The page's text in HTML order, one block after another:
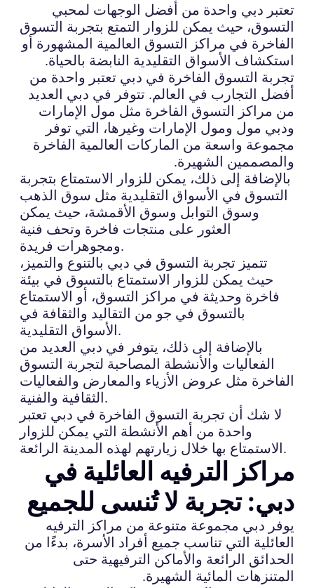
تعتبر دبي واحدة من أفضل الوجهات لمحبي
التسوق، حيث يمكن للزوار التمتع بتجربة التسوق
الفاخرة في مراكز التسوق العالمية المشهورة أو
استكشاف الأسواق التقليدية النابضة بالحياة.
تجربة التسوق الفاخرة في دبي تعتبر واحدة من
أفضل التجارب في العالم. تتوفر في دبي العديد
من مراكز التسوق الفاخرة مثل مول الإمارات
ودبي مول ومول الإمارات وغيرها، التي توفر
مجموعة واسعة من الماركات العالمية الفاخرة
والمصممين الشهيرة.
بالإضافة إلى ذلك، يمكن للزوار الاستمتاع بتجربة
التسوق في الأسواق التقليدية مثل سوق الذهب
وسوق التوابل وسوق الأقمشة، حيث يمكن
العثور على منتجات فاخرة وتحف فنية
ومجوهرات فريدة.
تتميز تجربة التسوق في دبي بالتنوع والتميز،
حيث يمكن للزوار الاستمتاع بالتسوق في بيئة
فاخرة وحديثة في مراكز التسوق، أو الاستمتاع
بالتسوق في جو من التقاليد والثقافة في
الأسواق التقليدية.
بالإضافة إلى ذلك، يتوفر في دبي العديد من
الفعاليات والأنشطة المصاحبة لتجربة التسوق
الفاخرة مثل عروض الأزياء والمعارض والفعاليات
الثقافية والفنية.
لا شك أن تجربة التسوق الفاخرة في دبي تعتبر
واحدة من أهم الأنشطة التي يمكن للزوار
الاستمتاع بها خلال زيارتهم لهذه المدينة الرائعة.
مراكز الترفيه العائلية في
دبي: تجربة لا تُنسى للجميع
يوفر دبي مجموعة متنوعة من مراكز الترفيه
العائلية التي تناسب جميع أفراد الأسرة، بدءًا من
الحدائق الرائعة والأماكن الترفيهية حتى
المتنزهات المائية الشهيرة.